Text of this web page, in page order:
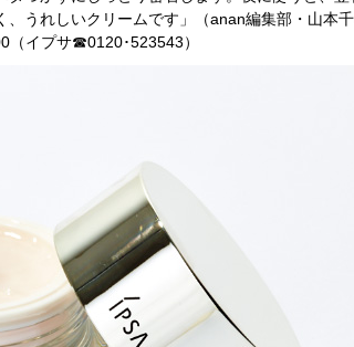
うれしいクリームです」（anan編集部・山本
（イプサ☎0120･523543）